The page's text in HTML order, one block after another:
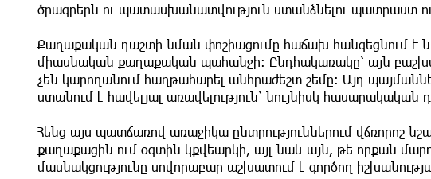
ծրագրերն ու պատասխանատվություն ստանձնելու պատրաստ
Քաղաքական դաշտի նման փոշիացումը հաճախ հանգեցնում է
միասնական քաղաքական պահանջի։ Ընդհակառակը՝ այն
չեն կարողանում հաղթահարել անհրաժեշտ շեմը։ Այդ
ստանում է հավելյալ առավելություն՝ նույնիսկ հասարակական
Հենց այս պատճառով առաջիկա ընտրություններում վճռորոշ
քաղաքացին ում օգտին կքվեարկի, այլ նաև այն, թե որքան
մասնակցությունը սովորաբար աշխատում է գործող